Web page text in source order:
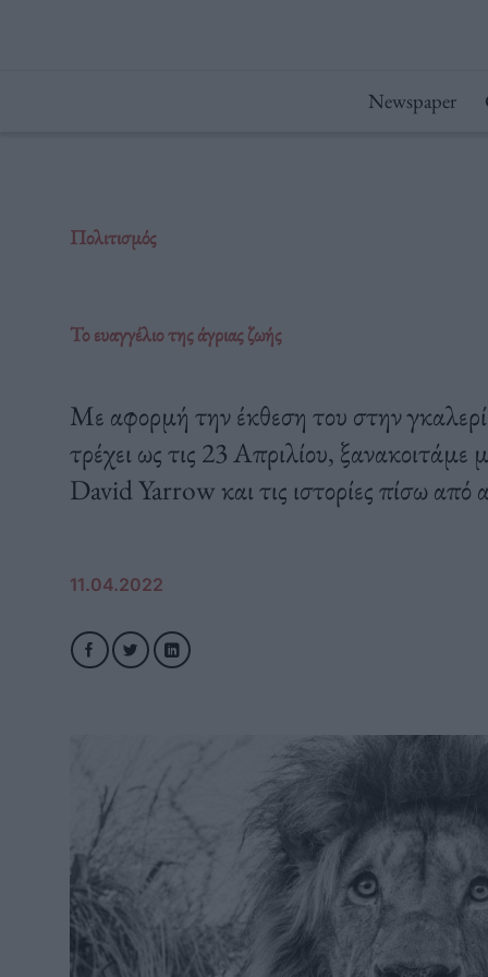
Newspaper
Πολιτισμός
Το ευαγγέλιο της άγριας ζωής
Με αφορμή την έκθεση του στην
τρέχει ως τις 23 Απριλίου, ξανακοιτάμε
David Yarrow και τις ιστορίες πίσω από
11.04.2022